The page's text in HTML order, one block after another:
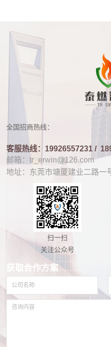
全国招商热线：
客服热线：19926557231 /
邮箱：tr_erwin@126.com
地址：东莞市塘厦建业二路一
扫一扫
关注公众号
获取合作方案